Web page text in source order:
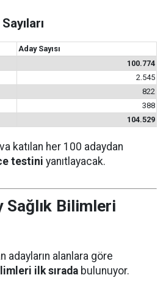
Aday Sayısı
100.774
2.545
822
388
104.529
katılan her 100 adaydan
testini yanıtlayacak.
Sağlık Bilimleri
adayların alanlara göre
ilk sırada bulunuyor.